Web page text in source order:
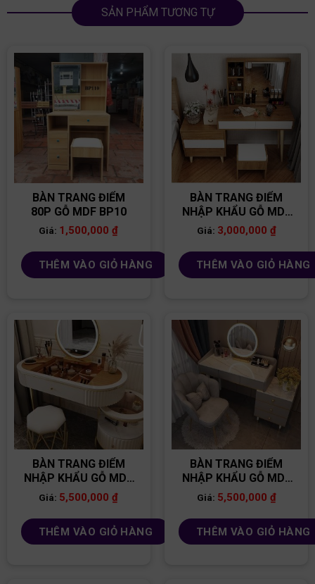
SẢN PHẨM TƯƠNG TỰ
BÀN TRANG ĐIỂM
80P GỖ MDF BP10
Giá: 1,500,000₫
THÊM VÀO GIỎ HÀNG
BÀN TRANG ĐIỂM
NHẬP KHẨU GỖ MDF
BP02
Giá: 3,000,000 ₫
THÊM VÀO GIỎ HÀNG
BÀN TRANG ĐIỂM
NHẬP KHẨU GỖ MDF
BP25
Giá: 5,500,000₫
THÊM VÀO GIỎ HÀNG
BÀN TRANG ĐIỂM
NHẬP KHẨU GỖ MDF
BP21
Giá: 5,500,000 ₫
THÊM VÀO GIỎ HÀNG